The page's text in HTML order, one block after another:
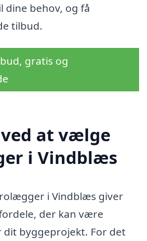
dine behov, og få
tilbud.
gratis og
at vælge
i Vindblæs
i Vindblæs giver
der kan være
byggeprojekt. For det